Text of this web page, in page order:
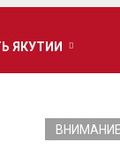
ЯКУТИИ